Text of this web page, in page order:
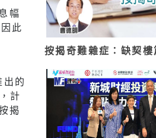
幅
此
的
計
揭
按揭奇難雜症：缺契樓